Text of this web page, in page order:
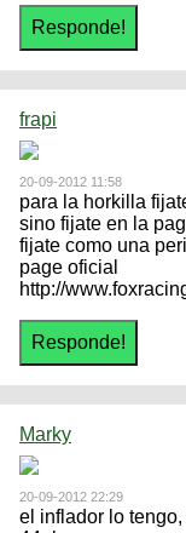
frapi
20-09-2012 11:58
para la horkilla
sino fijate en la
fijate como una
page oficial
http://
Marky
20-09-2012 22:29
el inflador lo